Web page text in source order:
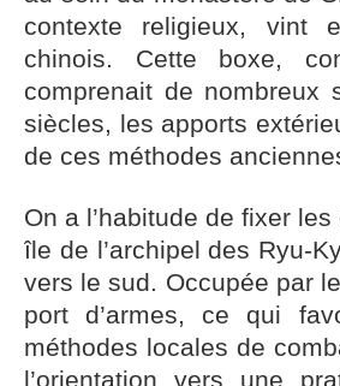
contexte religieux, vint
chinois. Cette boxe,
comprenait de nombreux
siècles, les apports
de ces méthodes
On a l’habitude de fixer
île de l’archipel des Ryu-
vers le sud. Occupée par
port d’armes, ce qui
méthodes locales de
l’orientation vers une